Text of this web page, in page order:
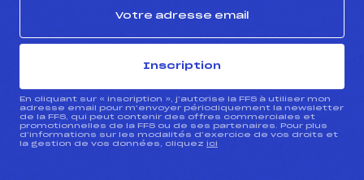
Inscription
En cliquant sur « inscription », j’autorise la FFS à utiliser mon
adresse email pour m’envoyer périodiquement la newsletter
de la FFS, qui peut contenir des offres commerciales et
promotionnelles de la FFS ou de ses partenaires. Pour plus
d’informations sur les modalités d’exercice de vos droits et
la gestion de vos données, cliquez ici